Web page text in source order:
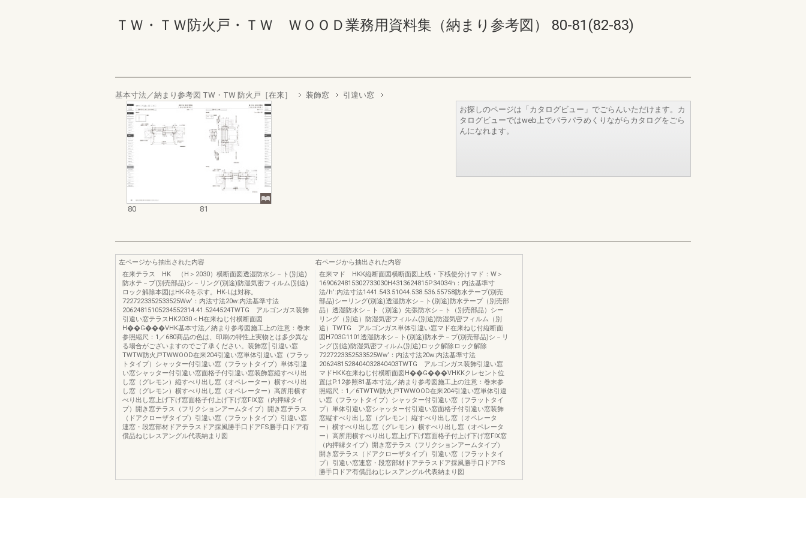
ＴＷ・ＴＷ防火戸・ＴＷ ＷＯＯＤ業務用資料集（納まり参考図） 80-81(82-83)
基本寸法／納まり参考図 TW・TW 防火戸［在来］ 装飾窓 引違い窓
80 81
お探しのページは「カタログビュー」でごらんいただけます。カ
タログビューではweb上でパラパラめくりながらカタログをごら
んになれます。
左ページから抽出された内容
在来テラス HK （H＞2030）横断面図透湿防水シ－ト(別途)
防水テ－プ(別売部品)シ－リング(別途)防湿気密フィルム(別途)
ロック解除本図はHK-Rを示す。HK-Lは対称。
7227223352533525Ww’：内法寸法20w:内法基準寸法
20624815105234552314.41.5244524TWTG アルゴンガス装飾
引違い窓テラスHK2030＜H在来ねじ付横断面図
H��G���VHK基本寸法／納まり参考図施工上の注意：巻末
参照縮尺：1／680商品の色は、印刷の特性上実物とは多少異な
る場合がございますのでご了承ください。装飾窓│引違い窓
TWTW防火戸TWWOOD在来204引違い窓単体引違い窓（フラッ
トタイプ）シャッター付引違い窓（フラットタイプ）単体引違
い窓シャッター付引違い窓面格子付引違い窓装飾窓縦すべり出
し窓（グレモン）縦すべり出し窓（オペレーター）横すべり出
し窓（グレモン）横すべり出し窓（オペレーター）高所用横す
べり出し窓上げ下げ窓面格子付上げ下げ窓FIX窓（内押縁タイ
プ）開き窓テラス（フリクションアームタイプ）開き窓テラス
（ドアクローザタイプ）引違い窓（フラットタイプ）引違い窓
連窓・段窓部材ドアテラスドア採風勝手口ドアFS勝手口ドア有
償品ねじレスアングル代表納まり図
右ページから抽出された内容
在来マド HKK縦断面図横断面図上桟・下桟使分けマド：W＞
1690624815302733030H4313624815P34034h：内法基準寸
法/h’:内法寸法1441.543.51044.538.536.55758防水テープ(別売
部品)シーリング(別途)透湿防水シ－ト(別途)防水テープ（別売部
品）透湿防水シ－ト（別途）先張防水シ－ト（別売部品）シー
リング（別途）防湿気密フィルム(別途)防湿気密フィルム（別
途）TWTG アルゴンガス単体引違い窓マド在来ねじ付縦断面
図H703G1101透湿防水シ－ト(別途)防水テ－プ(別売部品)シ－リ
ング(別途)防湿気密フィルム(別途)ロック解除ロック解除
7227223352533525Ww’：内法寸法20w:内法基準寸法
2062481528404032840403TWTG アルゴンガス装飾引違い窓
マドHKK在来ねじ付横断面図H��G���VHKKクレセント位
置はP.12参照81基本寸法／納まり参考図施工上の注意：巻末参
照縮尺：1／6TWTW防火戸TWWOOD在来204引違い窓単体引違
い窓（フラットタイプ）シャッター付引違い窓（フラットタイ
プ）単体引違い窓シャッター付引違い窓面格子付引違い窓装飾
窓縦すべり出し窓（グレモン）縦すべり出し窓（オペレータ
ー）横すべり出し窓（グレモン）横すべり出し窓（オペレータ
ー）高所用横すべり出し窓上げ下げ窓面格子付上げ下げ窓FIX窓
（内押縁タイプ）開き窓テラス（フリクションアームタイプ）
開き窓テラス（ドアクローザタイプ）引違い窓（フラットタイ
プ）引違い窓連窓・段窓部材ドアテラスドア採風勝手口ドアFS
勝手口ドア有償品ねじレスアングル代表納まり図